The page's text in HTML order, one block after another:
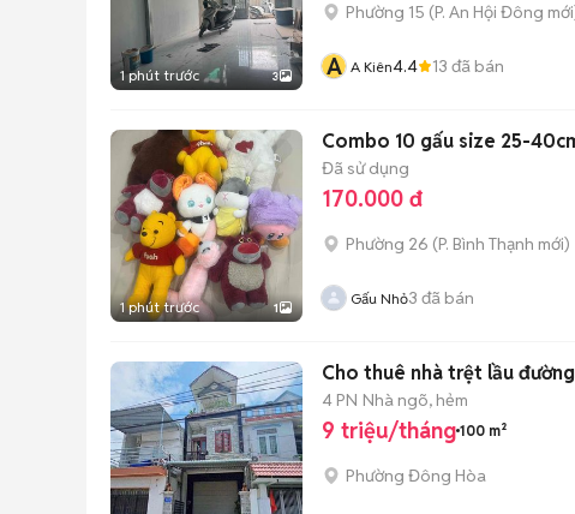
1 phút trước 3
Phường 15 (P. An Hội Đông
A A Kiên4.4 13 đã bán
1 phút trước 1
Combo 10 gấu size 25-
Đã sử dụng
170.000 đ
Phường 26 (P. Bình Thạnh mới)
Gấu Nhỏ3 đã bán
Cho thuê nhà trệt lầu
4 PN Nhà ngõ, hẻm
9 triệu/tháng 100 m²
Phường Đông Hòa